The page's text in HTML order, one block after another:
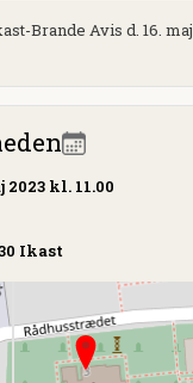
Brande Avis d. 16. maj
2023 kl. 11.00
Ikast